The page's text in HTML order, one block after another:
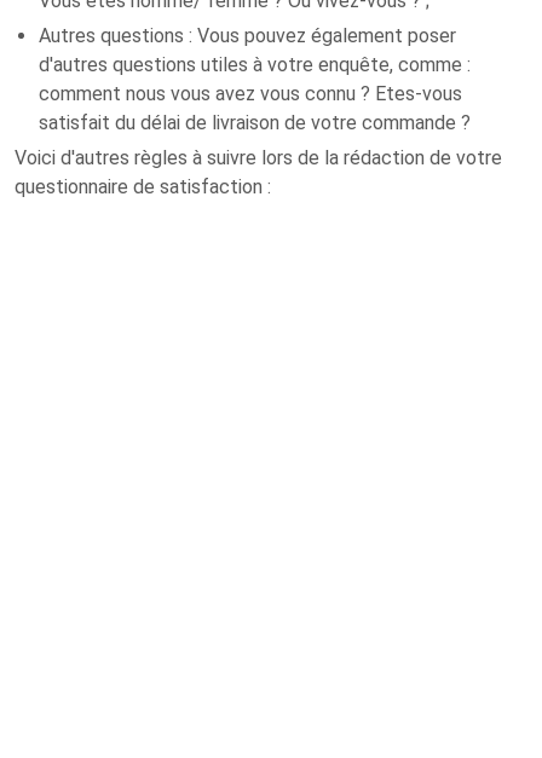
Autres questions : Vous pouvez également poser
d'autres questions utiles à votre enquête, comme :
comment nous vous avez vous connu ? Etes-vous
satisfait du délai de livraison de votre commande ?
Voici d'autres règles à suivre lors de la rédaction de votre
questionnaire de satisfaction :